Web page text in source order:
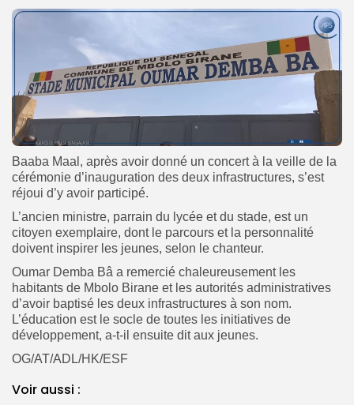
Baaba Maal, après avoir donné un concert à la veille de la
cérémonie d’inauguration des deux infrastructures, s’est
réjoui d’y avoir participé.
L’ancien ministre, parrain du lycée et du stade, est un
citoyen exemplaire, dont le parcours et la personnalité
doivent inspirer les jeunes, selon le chanteur.
Oumar Demba Bâ a remercié chaleureusement les
habitants de Mbolo Birane et les autorités administratives
d’avoir baptisé les deux infrastructures à son nom.
L’éducation est le socle de toutes les initiatives de
développement, a-t-il ensuite dit aux jeunes.
OG/AT/ADL/HK/ESF
Voir aussi :